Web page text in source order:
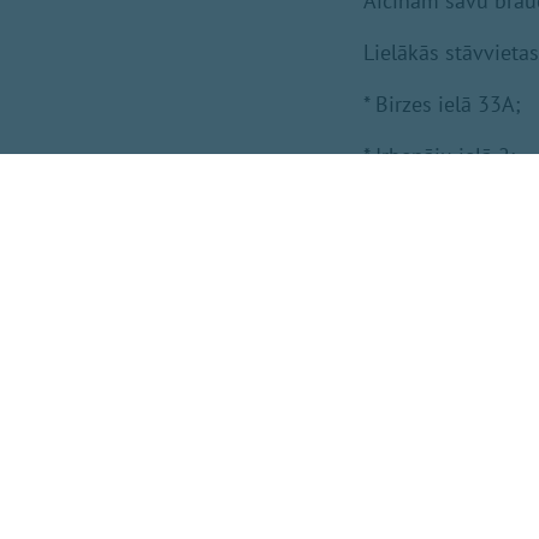
Lielākās
* Birzes ielā 33A;
* Irbenāju ielā 2;